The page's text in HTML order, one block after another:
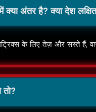
अंतर है? क्या देश
के लिए तेज़ और सस्ते हैं;
तो?